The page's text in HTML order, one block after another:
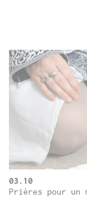
03.10
Prières pour